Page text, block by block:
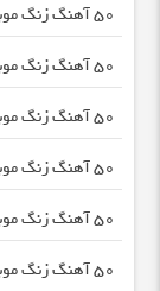
50 آهنگ زنگ موبایل سنگین
50 آهنگ زنگ موبایل خور سنتی
50 آهنگ زنگ موبایل رپ
50 آهنگ زنگ موبایل آرامش دهنده
50 آهنگ زنگ موبایل بچه
50 آهنگ زنگ موبایل سنتی